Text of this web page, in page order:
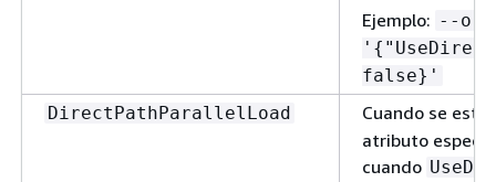
Ejemplo: --
' {
false}'
DirectPathParallelLoad
Cuando se
atributo
cuando